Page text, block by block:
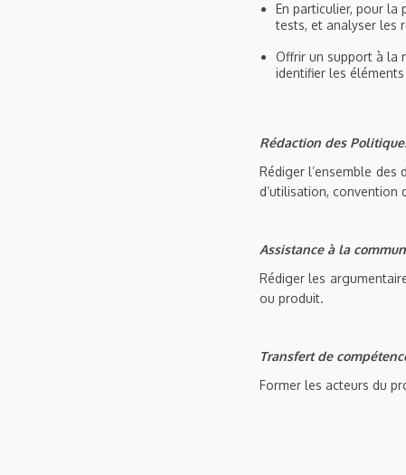
En particulier, pour
tests, et analyser les
Offrir un support à la
identifier les
Rédaction des
Rédiger l’ensemble
d’utilisation, convention
Assistance à la
Rédiger les
ou produit.
Transfert de
Former les acteurs du